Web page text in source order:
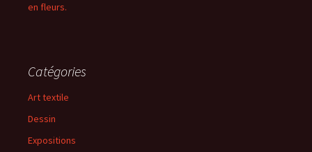
en fleurs.
Catégories
Art textile
Dessin
Expositions